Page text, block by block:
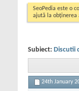
SeoPedia este o
ajută la obținerea
Subiect: Discutii
24th January